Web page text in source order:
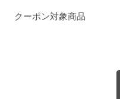
クーポン対象商品